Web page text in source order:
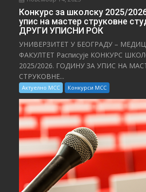
Конкурс за школску 2025/⁠
упис на мастер струковне
ДРУГИ УПИСНИ РОК
УНИВЕРЗИТЕТ У БЕОГРАДУ –
ФАКУЛТЕТ Расписује КОНКУРС
2025/⁠2026. ГОДИНУ ЗА УПИС НА
СТРУКОВНЕ...
Актуелно МСС Конкурси МСС